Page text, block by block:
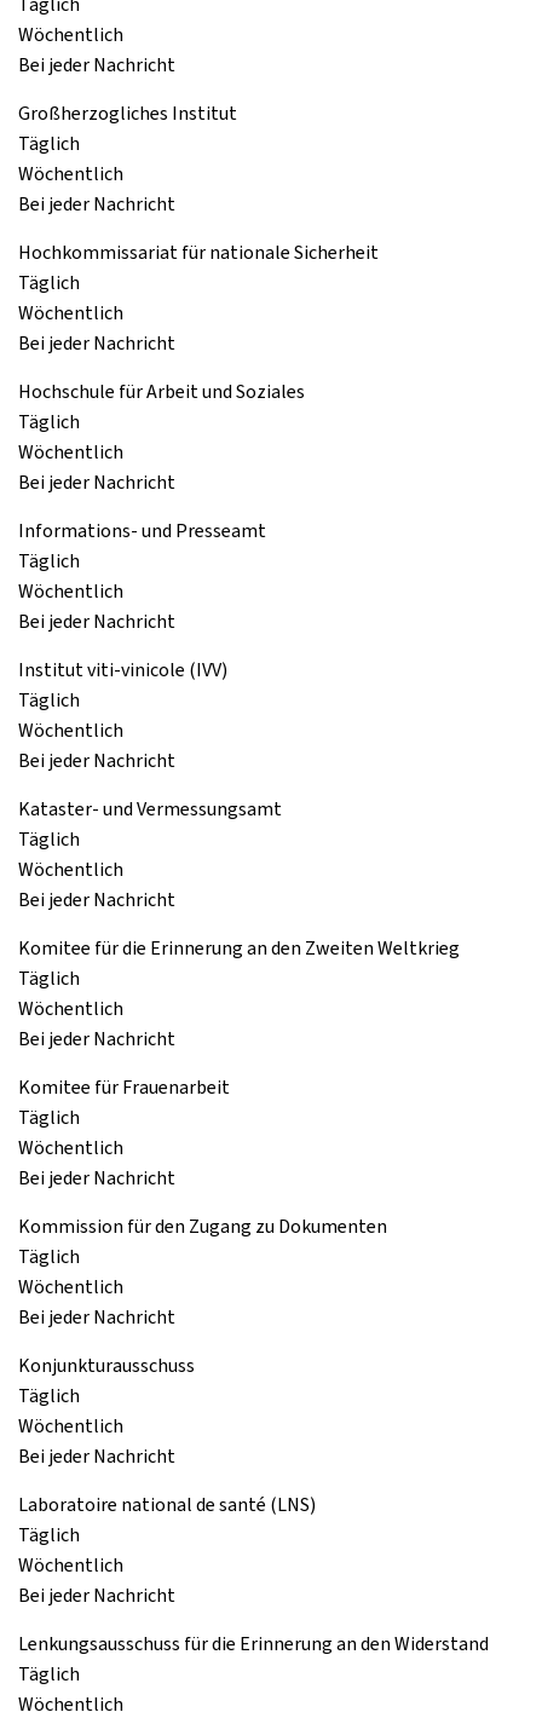
Wöchentlich
Bei jeder Nachricht
Großherzogliches Institut
Täglich
Wöchentlich
Bei jeder Nachricht
Hochkommissariat für nationale Sicherheit
Täglich
Wöchentlich
Bei jeder Nachricht
Hochschule für Arbeit und Soziales
Täglich
Wöchentlich
Bei jeder Nachricht
Informations- und Presseamt
Täglich
Wöchentlich
Bei jeder Nachricht
Institut viti-vinicole (IVV)
Täglich
Wöchentlich
Bei jeder Nachricht
Kataster- und Vermessungsamt
Täglich
Wöchentlich
Bei jeder Nachricht
Komitee für die Erinnerung an den Zweiten Weltkrieg
Täglich
Wöchentlich
Bei jeder Nachricht
Komitee für Frauenarbeit
Täglich
Wöchentlich
Bei jeder Nachricht
Kommission für den Zugang zu Dokumenten
Täglich
Wöchentlich
Bei jeder Nachricht
Konjunkturausschuss
Täglich
Wöchentlich
Bei jeder Nachricht
Laboratoire national de santé (LNS)
Täglich
Wöchentlich
Bei jeder Nachricht
Lenkungsausschuss für die Erinnerung an den Widerstand
Täglich
Wöchentlich